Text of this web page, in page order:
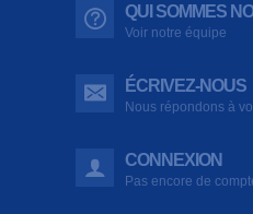
QUI SOMMES
Voir notre équipe
ÉCRIVEZ-NOUS
Nous répondons à
CONNEXION
Pas encore de